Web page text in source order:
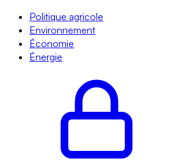
Politique agricole
Environnement
Économie
Énergie